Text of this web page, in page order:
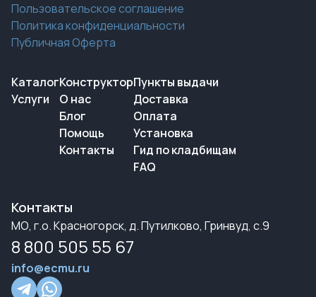
Пользовательское соглашение
Политика конфиденциальности
Публичная Оферта
Каталог
Услуги
Конструктор
О нас
Блог
Помощь
Контакты
Пункты выдачи
Доставка
Оплата
Установка
Гид по кладбищам
FAQ
Контакты
МО, г.о. Красногорск, д. Путилково, Гринвуд, с.9
8 800 505 55 67
info@ecmu.ru